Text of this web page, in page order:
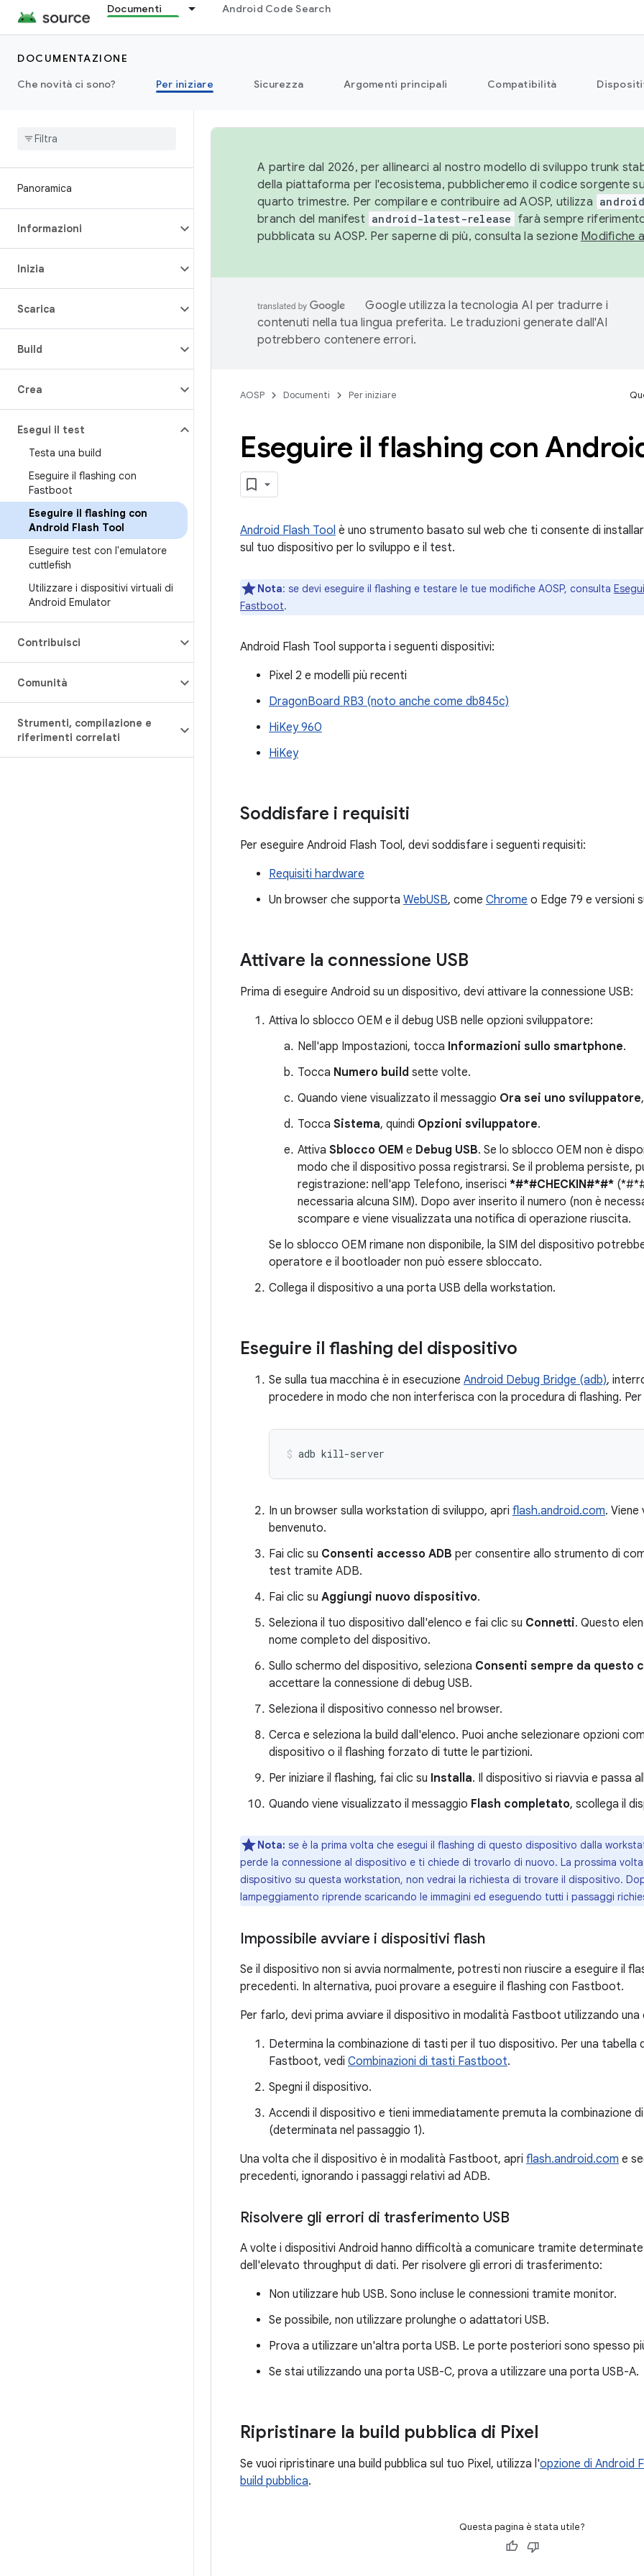
Documenti Android Code Search
DOCUMENTAZIONE
Che novità ci sono?
Per iniziare Sicurezza Argomenti principali Compatibilità
Panoramica
Informazioni
Inizia
Scarica
Build
Crea
Esegui il test
Testa una build
Eseguire il flashing con
Fastboot
Eseguire il flashing con
Android Flash Tool
Eseguire test con l'emulatore
cuttlefish
Utilizzare i dispositivi virtuali di
Android Emulator
Contribuisci
Comunità
Strumenti, compilazione e
riferimenti correlati
A partire dal 2026, per allinearci al nostro modello di sviluppo trunk
della piattaforma per l'ecosistema, pubblicheremo il codice sorgente
quarto trimestre. Per compilare e contribuire ad AOSP, utilizza
branch del manifest android-latest-release farà sempre
pubblicata su AOSP. Per saperne di più, consulta la sezione Modifiche
Google utilizza la tecnologia AI per tradurre i
contenuti nella tua lingua preferita. Le traduzioni generate dall'AI
potrebbero contenere errori.
AOSP Documenti Per iniziare
Eseguire il flashing con
Android Flash Tool è uno strumento basato sul web che ti consente di
sul tuo dispositivo per lo sviluppo e il test.
Nota: se devi eseguire il flashing e testare le tue modifiche AOSP, consulta
Fastboot.
Android Flash Tool supporta i seguenti dispositivi:
Pixel 2 e modelli più recenti
DragonBoard RB3 (noto anche come db845c)
HiKey 960
HiKey
Soddisfare i requisiti
Per eseguire Android Flash Tool, devi soddisfare i seguenti requisiti:
Requisiti hardware
Un browser che supporta WebUSB, come Chrome o Edge 79 e versioni
Attivare la connessione USB
Prima di eseguire Android su un dispositivo, devi attivare la connessione USB:
Attiva lo sblocco OEM e il debug USB nelle opzioni sviluppatore:
Nell'app Impostazioni, tocca Informazioni sullo smartphone.
Tocca Numero build sette volte.
Quando viene visualizzato il messaggio Ora sei uno sviluppatore
Tocca Sistema, quindi Opzioni sviluppatore.
Attiva Sblocco OEM e Debug USB. Se lo sblocco OEM non è
modo che il dispositivo possa registrarsi. Se il problema persiste,
registrazione: nell'app Telefono, inserisci *#*#CHECKIN#*#*
necessaria alcuna SIM). Dopo aver inserito il numero (non è
scompare e viene visualizzata una notifica di operazione riuscita.
Se lo sblocco OEM rimane non disponibile, la SIM del dispositivo
operatore e il bootloader non può essere sbloccato.
Collega il dispositivo a una porta USB della workstation.
Eseguire il flashing del dispositivo
Se sulla tua macchina è in esecuzione Android Debug Bridge (adb),
procedere in modo che non interferisca con la procedura di flashing.
adb kill-server
In un browser sulla workstation di sviluppo, apri flash.android.com. Viene
benvenuto.
Fai clic su Consenti accesso ADB per consentire allo strumento di
test tramite ADB.
Fai clic su Aggiungi nuovo dispositivo.
Seleziona il tuo dispositivo dall'elenco e fai clic su Connetti. Questo
nome completo del dispositivo.
Sullo schermo del dispositivo, seleziona Consenti sempre da questo
accettare la connessione di debug USB.
Seleziona il dispositivo connesso nel browser.
Cerca e seleziona la build dall'elenco. Puoi anche selezionare opzioni
dispositivo o il flashing forzato di tutte le partizioni.
Per iniziare il flashing, fai clic su Installa. Il dispositivo si riavvia e passa
Quando viene visualizzato il messaggio Flash completato, scollega il
Nota: se è la prima volta che esegui il flashing di questo dispositivo dalla
perde la connessione al dispositivo e ti chiede di trovarlo di nuovo. La prossima
dispositivo su questa workstation, non vedrai la richiesta di trovare il dispositivo.
lampeggiamento riprende scaricando le immagini ed eseguendo tutti i passaggi
Impossibile avviare i dispositivi flash
Se il dispositivo non si avvia normalmente, potresti non riuscire a eseguire il
precedenti. In alternativa, puoi provare a eseguire il flashing con Fastboot.
Per farlo, devi prima avviare il dispositivo in modalità Fastboot utilizzando
Determina la combinazione di tasti per il tuo dispositivo. Per una tabella
Fastboot, vedi Combinazioni di tasti Fastboot.
Spegni il dispositivo.
Accendi il dispositivo e tieni immediatamente premuta la combinazione
(determinata nel passaggio 1).
Una volta che il dispositivo è in modalità Fastboot, apri flash.android.com e
precedenti, ignorando i passaggi relativi ad ADB.
Risolvere gli errori di trasferimento USB
A volte i dispositivi Android hanno difficoltà a comunicare tramite
dell'elevato throughput di dati. Per risolvere gli errori di trasferimento:
Non utilizzare hub USB. Sono incluse le connessioni tramite monitor.
Se possibile, non utilizzare prolunghe o adattatori USB.
Prova a utilizzare un'altra porta USB. Le porte posteriori sono spesso
Se stai utilizzando una porta USB-C, prova a utilizzare una porta USB-A.
Ripristinare la build pubblica di Pixel
Se vuoi ripristinare una build pubblica sul tuo Pixel, utilizza l'opzione di Android
build pubblica.
Questa pagina è stata utile?